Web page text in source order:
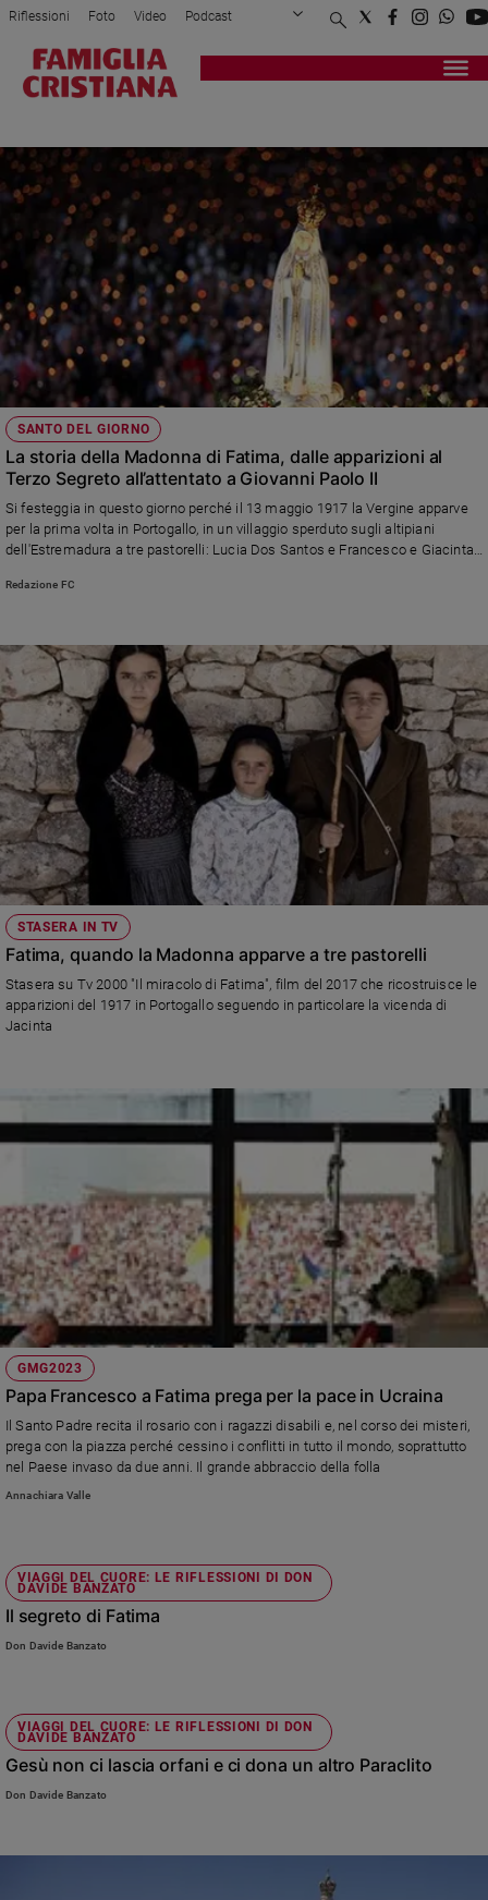
Attualità
Politica
Mondo
Economia
Legalità
giustizia
Sport
Interviste
Papa
Papa
Chiesa
Chiesa
e
Santi
Devozione
e
Parola
del
giorno
Santo
del
giorno
Società
e
valori
Ambiente
e
Creato
Aziende
di
della
settimana
Migranti
Diversità
e
inclusione
Costume
Cultura
spettacoli
Sanremo
Tv
e
streaming
Libri
Famiglia
ed
Riflessioni Foto Video Podcast
Privacy Policy Chi siamo
Registrati Redazione
SANTO DEL GIORNO
La storia della Madonna di Fatima, dalle apparizioni al
Terzo Segreto all’attentato a Giovanni Paolo II
Si festeggia in questo giorno perché il 13 maggio 1917 la Vergine apparve
per la prima volta in Portogallo, in un villaggio sperduto sugli altipiani
dell'Estremadura a tre pastorelli: Lucia Dos Santos e Francesco e Giacinta
mondo al Cuore Immacolato di Maria mentre Giovanni Paolo II attribuì alla
Redazione FC
STASERA IN TV
Fatima, quando la Madonna apparve a tre pastorelli
Stasera su Tv 2000 "Il miracolo di Fatima", film del 2017 che ricostruisce le
apparizioni del 1917 in Portogallo seguendo in particolare la vicenda di
Jacinta
GMG2023
Papa Francesco a Fatima prega per la pace in Ucraina
Il Santo Padre recita il rosario con i ragazzi disabili e, nel corso dei misteri,
prega con la piazza perché cessino i conflitti in tutto il mondo, soprattutto
nel Paese invaso da due anni. Il grande abbraccio della folla
Annachiara Valle
VIAGGI DEL CUORE: LE RIFLESSIONI DI DON
DAVIDE BANZATO
Il segreto di Fatima
Don Davide Banzato
VIAGGI DEL CUORE: LE RIFLESSIONI DI DON
DAVIDE BANZATO
Gesù non ci lascia orfani e ci dona un altro Paraclito
Don Davide Banzato